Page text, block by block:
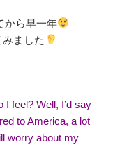
から早一年
ました
feel? Well, I’d say
to America, a lot
worry about my